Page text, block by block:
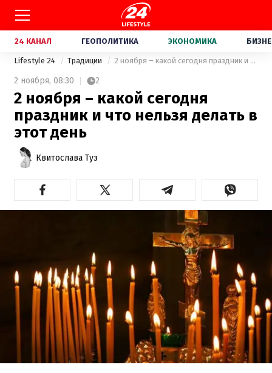
24 КАНАЛ ГЕОПОЛИТИКА ЭКОНОМИКА
Lifestyle 24 Традиции 2 ноября – какой сегодня праздник и что нельзя делать в этот день
2 ноября, 08:30 2
2 ноября – какой сегодня
праздник и что нельзя делать в
этот день
Квитослава Туз